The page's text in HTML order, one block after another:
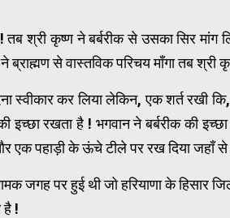
श्री कृष्ण ने बर्बरीक से उसका सिर मांग
ब्राह्मण से वास्तविक परिचय माँगा तब श्री
स्वीकार कर लिया लेकिन, एक शर्त रखी
रखता है ! भगवान ने बर्बरीक की
एक पहाड़ी के ऊंचे टीले पर रख दिया जहाँ से
जगह पर हुई थी जो हरियाणा के हिसार
है !